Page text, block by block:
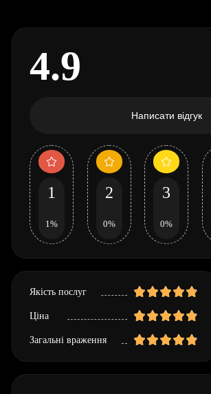
4.9
Написати відгук
1
1%
2
0%
3
0%
Якість послуг
Ціна
Загальні враження